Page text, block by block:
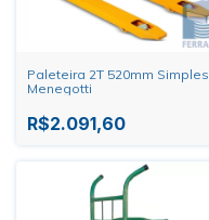
Paleteira 2T 520mm Simples
Menegotti
R$2.091,60